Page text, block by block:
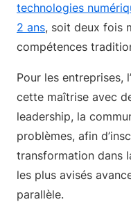
technologies
2 ans, soit deux fois
compétences
Pour les entreprises,
cette maîtrise avec
leadership, la
problèmes, afin
transformation dans
les plus avisés
parallèle.